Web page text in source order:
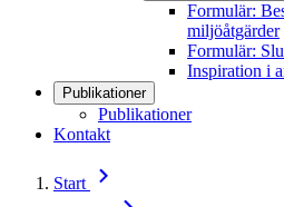
Formulär:
miljöåtgärder
Formulär:
Inspiration i
Publikationer
Publikationer
Kontakt
Start